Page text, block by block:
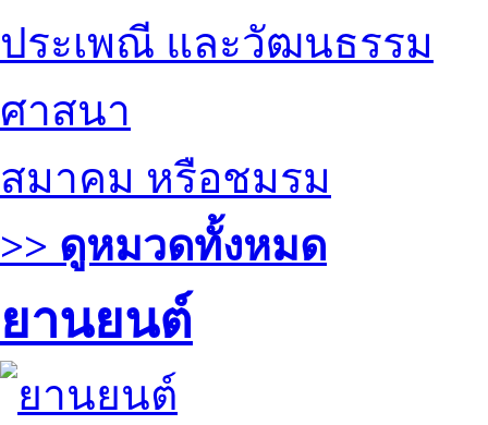
ประเพณี และวัฒนธรรม
ศาสนา
สมาคม หรือชมรม
>> ดูหมวดทั้งหมด
ยานยนต์